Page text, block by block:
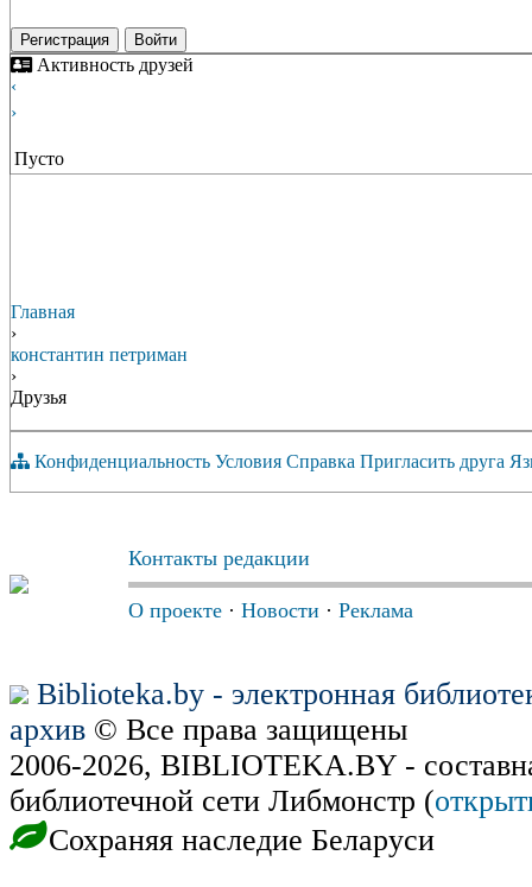
Регистрация Войти
Активность друзей
‹
›
Пусто
Главная
›
константин петриман
›
Друзья
Конфиденциальность Условия Справка Пригласить друга
Контакты редакции
О проекте · Новости · Реклама
Biblioteka.by - электронная
архив © Все права защищены
2006-2026, BIBLIOTEKA.BY -
библиотечной сети Либмонстр (
Сохраняя наследие Беларуси